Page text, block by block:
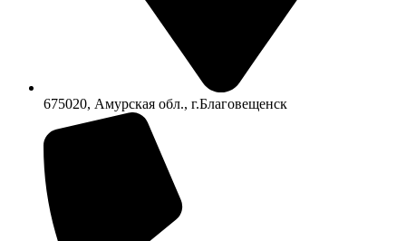
675020, Амурская обл., г.Благовещенск